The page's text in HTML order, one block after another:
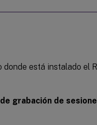
está instalado el
grabación de